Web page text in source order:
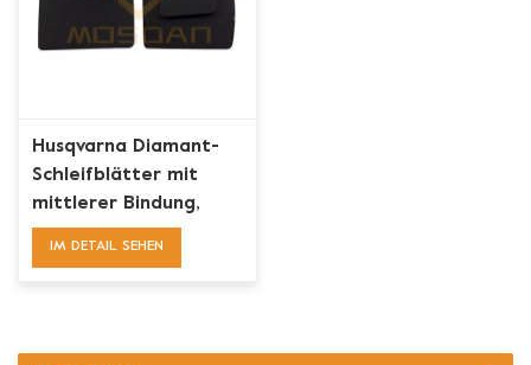
Husqvarna Diamant-
Schleifblätter mit
mittlerer Bindung,
einzelne Sechsecke
IM DETAIL SEHEN